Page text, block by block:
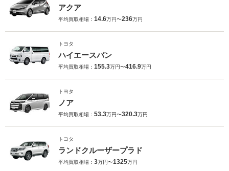
アクア
平均買取相場： 14.6万円〜236万円
トヨタ
ハイエースバン
平均買取相場： 155.3万円〜416.9万円
トヨタ
ノア
平均買取相場： 53.3万円〜320.3万円
トヨタ
ランドクルーザープラド
平均買取相場： 3万円〜1325万円